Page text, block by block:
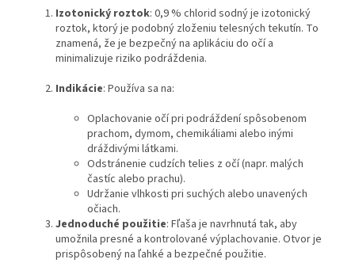
Izotonický roztok: 0,9 % chlorid sodný je izotonický
roztok, ktorý je podobný zloženiu telesných tekutín. To
znamená, že je bezpečný na aplikáciu do očí a
minimalizuje riziko podráždenia.
Indikácie: Používa sa na:
Oplachovanie očí pri podráždení spôsobenom
prachom, dymom, chemikáliami alebo inými
dráždivými látkami.
Odstránenie cudzích telies z očí (napr. malých
častíc alebo prachu).
Udržanie vlhkosti pri suchých alebo unavených
očiach.
Jednoduché použitie: Fľaša je navrhnutá tak, aby
umožnila presné a kontrolované výplachovanie. Otvor je
prispôsobený na ľahké a bezpečné použitie.